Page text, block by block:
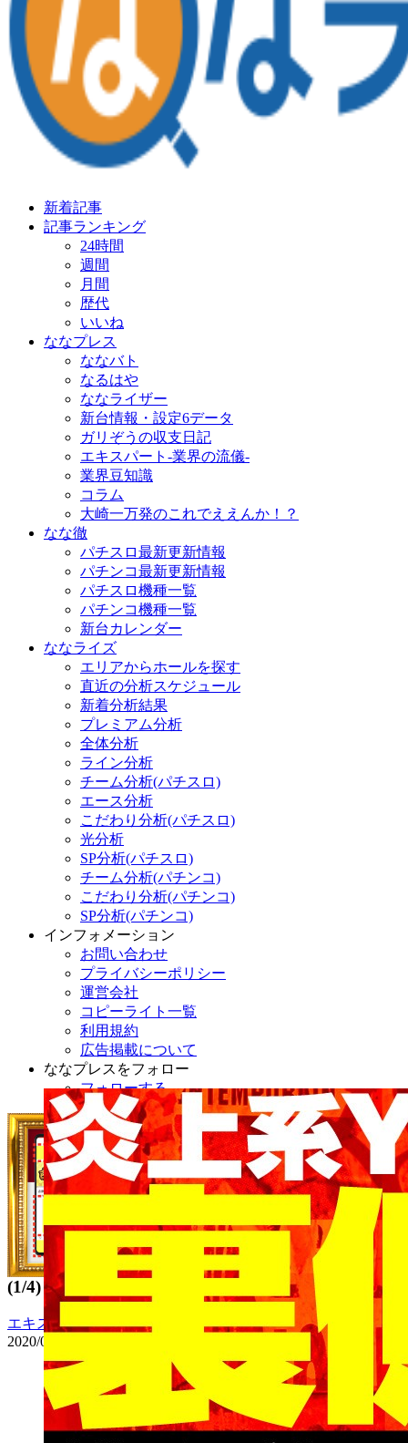
新着記事
記事ランキング
24時間
週間
月間
歴代
いいね
ななプレス
ななバト
なるはや
ななライザー
新台情報・設定6データ
ガリぞうの収支日記
エキスパート-業界の流儀-
業界豆知識
コラム
大崎一万発のこれでええんか！？
なな徹
パチスロ最新更新情報
パチンコ最新更新情報
パチスロ機種一覧
パチンコ機種一覧
新台カレンダー
ななライズ
エリアからホールを探す
直近の分析スケジュール
新着分析結果
プレミアム分析
全体分析
ライン分析
チーム分析(パチスロ)
エース分析
こだわり分析(パチスロ)
光分析
SP分析(パチスロ)
チーム分析(パチンコ)
こだわり分析(パチンコ)
SP分析(パチンコ)
インフォメーション
お問い合わせ
プライバシーポリシー
運営会社
コピーライト一覧
利用規約
広告掲載について
ななプレスをフォロー
フォローする
炎上系YouTuberシバターの裏側を全部聞いてみ
た！ヤラセ演出やラッパー抗争の真実とは！？
(1/4)
エキスパート-業界の流儀-
2020/09/20 15:00